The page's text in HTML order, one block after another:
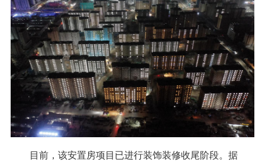
目前，该安置房项目已进行装饰装修收尾阶段。据